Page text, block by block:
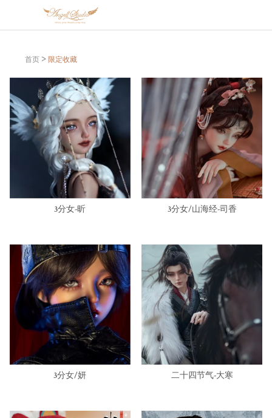
首页 >限定收藏
3分女-昕 3分女/山海经-司香
3分女/妍 二十四节气-大寒